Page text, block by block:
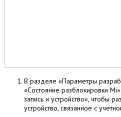
В разделе «Параметры
«Состояние разблокировки
запись и устройство», чтобы
устройство, связанное с